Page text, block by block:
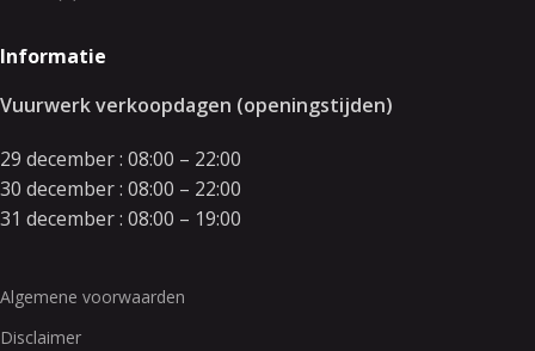
Informatie
Vuurwerk verkoopdagen (openingstijden)
29 december : 08:00 – 22:00
30 december : 08:00 – 22:00
31 december : 08:00 – 19:00
Algemene voorwaarden
Disclaimer